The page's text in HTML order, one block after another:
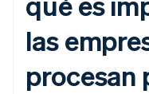
las
procesan